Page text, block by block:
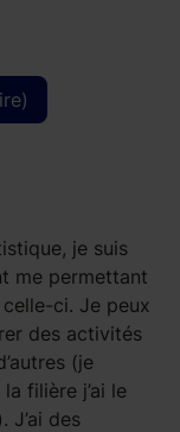
je suis
me permettant
ci. Je peux
des activités
(je
filière j’ai le
J’ai des